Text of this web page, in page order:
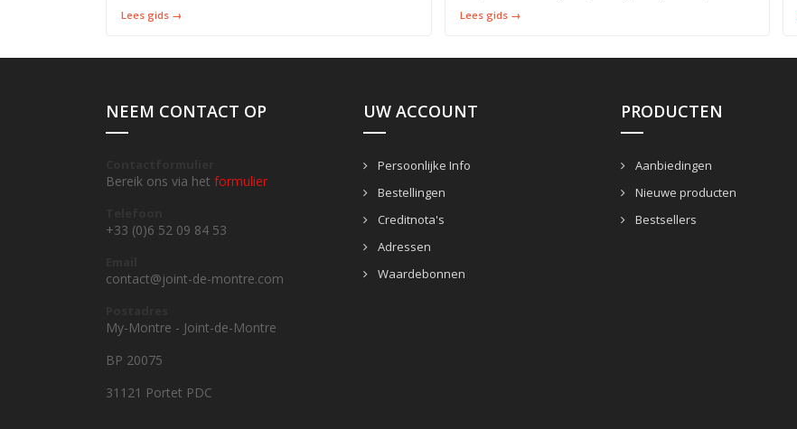
Lees gids → Lees gids →
NEEM CONTACT OP
Bereik ons via het formulier
+33 (0)6 52 09 84 53
contact@joint-de-montre.com
My-Montre - Joint-de-Montre
BP 20075
31121 Portet PDC
UW ACCOUNT
Persoonlijke Info
Bestellingen
Creditnota's
Adressen
Waardebonnen
PRODUCTEN
Aanbiedingen
Nieuwe producten
Bestsellers